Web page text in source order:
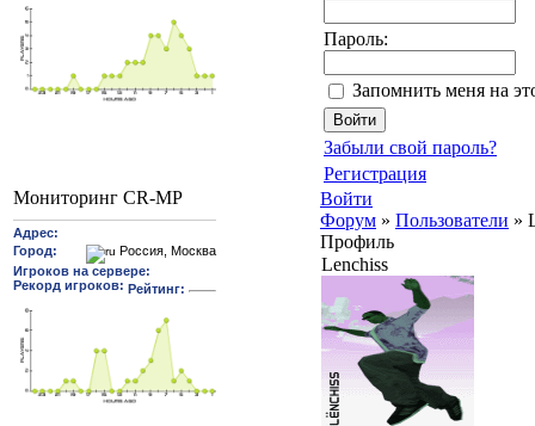
Мониторинг CR-MP
Пароль:
Запомнить меня на
Забыли свой пароль?
Регистрация
Войти
Форум » Пользователи »
Профиль
Lenchiss